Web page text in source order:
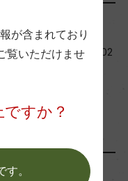
新規取り扱い商品【202
ン フランス
リリース情報
が含まれており
覧いただけませ
すか？
。